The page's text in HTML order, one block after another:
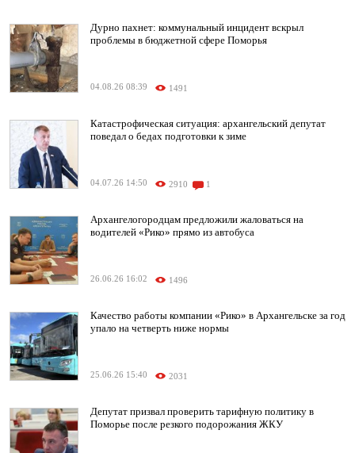
Дурно пахнет: коммунальный инцидент вскрыл
проблемы в бюджетной сфере Поморья
04.08.26 08:39 1491
Катастрофическая ситуация: архангельский депутат
поведал о бедах подготовки к зиме
04.07.26 14:50 2910 1
Архангелогородцам предложили жаловаться на
водителей «Рико» прямо из автобуса
26.06.26 16:02 1496
Качество работы компании «Рико» в Архангельске за год
упало на четверть ниже нормы
25.06.26 15:40 2031
Депутат призвал проверить тарифную политику в
Поморье после резкого подорожания ЖКУ